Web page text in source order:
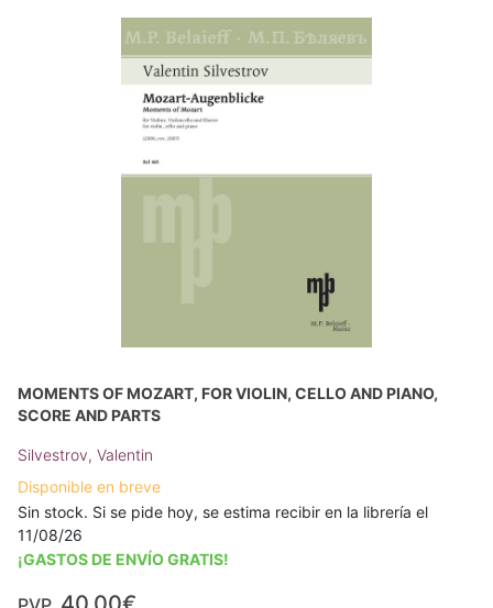
MOMENTS OF MOZART, FOR VIOLIN, CELLO AND PIANO,
SCORE AND PARTS
Silvestrov, Valentin
Disponible en breve
Sin stock. Si se pide hoy, se estima recibir en la librería el
11/08/26
¡GASTOS DE ENVÍO GRATIS!